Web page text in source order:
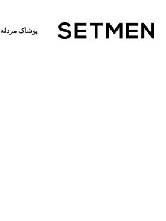
پوشاک مردانه